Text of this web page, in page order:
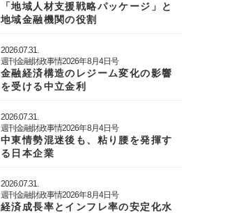
「地域人材支援戦略パッケージ」と
地域金融機関の役割
2026.07.31.
週刊金融財政事情2026年8月4日号
金融経済構造のレジーム変化の影響
を受ける中立金利
2026.07.31.
週刊金融財政事情2026年8月4日号
中東情勢混迷後も、粘り腰を発揮す
る日本企業
2026.07.31.
週刊金融財政事情2026年8月4日号
経済成長率とインフレ率の安定化水